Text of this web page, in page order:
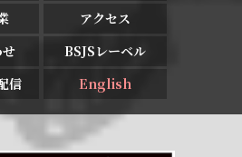
アクセス
BSJSレーベル
信
English